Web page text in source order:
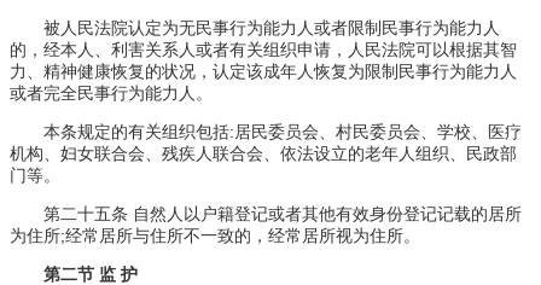
被人民法院认定为无民事行为能力人或者限制民事行为能力人
的，经本人、利害关系人或者有关组织申请，人民法院可以根据其智
力、精神健康恢复的状况，认定该成年人恢复为限制民事行为能力人
或者完全民事行为能力人。
本条规定的有关组织包括:居民委员会、村民委员会、学校、医疗
机构、妇女联合会、残疾人联合会、依法设立的老年人组织、民政部
门等。
第二十五条 自然人以户籍登记或者其他有效身份登记记载的居所
为住所;经常居所与住所不一致的，经常居所视为住所。
第二节 监 护